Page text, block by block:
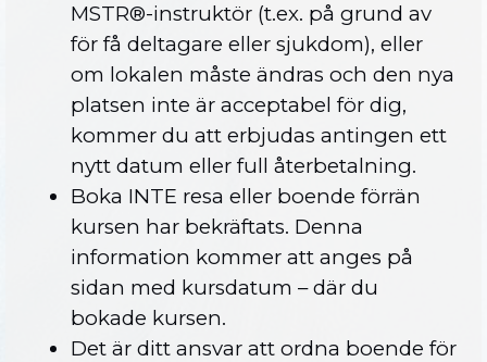
MSTR®-instruktör (t.ex. på grund av
för få deltagare eller sjukdom), eller
om lokalen måste ändras och den nya
platsen inte är acceptabel för dig,
kommer du att erbjudas antingen ett
nytt datum eller full återbetalning.
Boka INTE resa eller boende förrän
kursen har bekräftats. Denna
information kommer att anges på
sidan med kursdatum – där du
bokade kursen.
Det är ditt ansvar att ordna boende för